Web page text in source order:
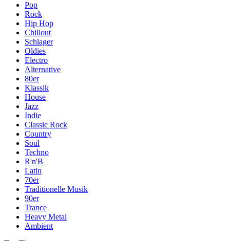
Pop
Rock
Hip Hop
Chillout
Schlager
Oldies
Electro
Alternative
80er
Klassik
House
Jazz
Indie
Classic Rock
Country
Soul
Techno
R'n'B
Latin
70er
Traditionelle Musik
90er
Trance
Heavy Metal
Ambient